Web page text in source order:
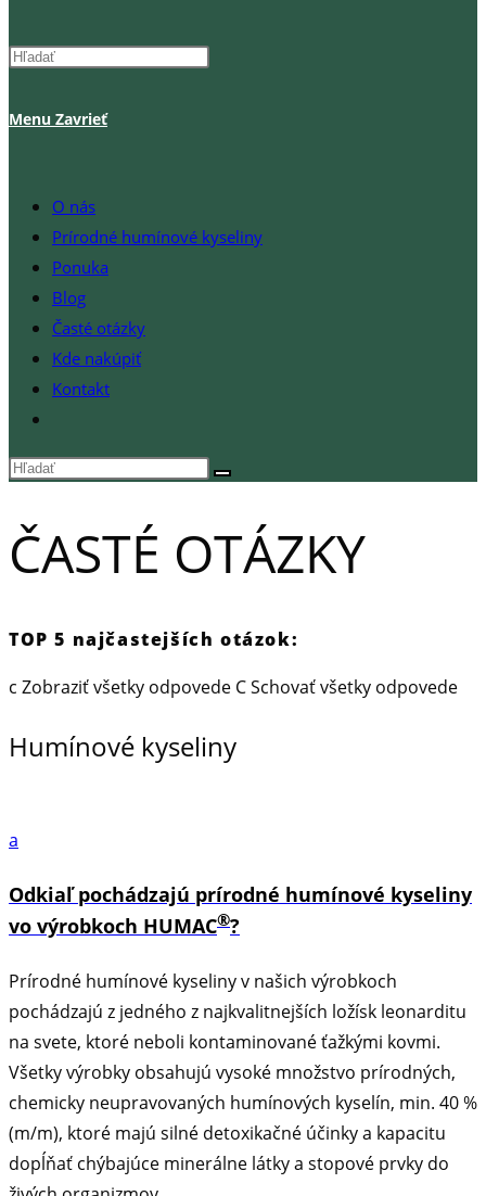
website
Menu Zavrieť
O nás
Prírodné humínové kyseliny
Ponuka
Blog
Časté otázky
Kde nakúpiť
Kontakt
search
ČASTÉ OTÁZKY
TOP 5 najčastejších otázok:
c Zobraziť všetky odpovede CSchovať všetky odpovede
Humínové kyseliny
a
Odkiaľ pochádzajú prírodné humínové kyseliny
vo výrobkoch HUMAC®?
Prírodné humínové kyseliny v našich výrobkoch
pochádzajú z jedného z najkvalitnejších ložísk leonarditu
na svete, ktoré neboli kontaminované ťažkými kovmi.
Všetky výrobky obsahujú vysoké množstvo prírodných,
chemicky neupravovaných humínových kyselín, min. 40 %
(m/m), ktoré majú silné detoxikačné účinky a kapacitu
dopĺňať chýbajúce minerálne látky a stopové prvky do